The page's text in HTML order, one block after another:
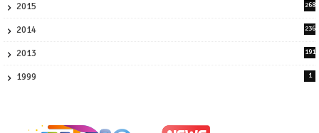
2015
268
2014
236
2013
191
1999 1